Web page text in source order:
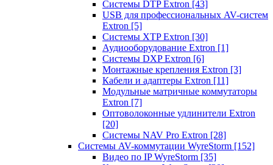
Системы DTP Extron [43]
USB для профессиональных AV-систем
Extron [5]
Системы XTP Extron [30]
Аудиооборудование Extron [1]
Системы DXP Extron [6]
Монтажные крепления Extron [3]
Кабели и адаптеры Extron [11]
Модульные матричные коммутаторы
Extron [7]
Оптоволоконные удлинители Extron
[20]
Системы NAV Pro Extron [28]
Системы AV-коммутации WyreStorm [152]
Видео по IP WyreStorm [35]